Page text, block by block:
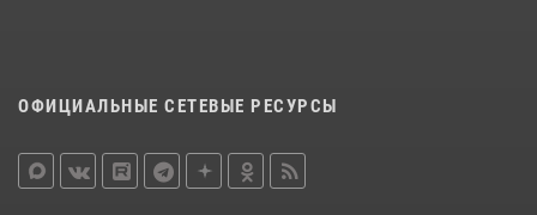
ОФИЦИАЛЬНЫЕ СЕТЕВЫЕ РЕСУРСЫ